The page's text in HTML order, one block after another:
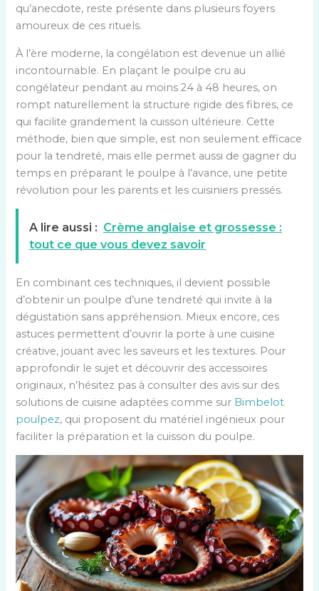
qu’anecdote, reste présente dans plusieurs foyers
amoureux de ces rituels.
À l’ère moderne, la congélation est devenue un allié
incontournable. En plaçant le poulpe cru au
congélateur pendant au moins 24 à 48 heures, on
rompt naturellement la structure rigide des fibres, ce
qui facilite grandement la cuisson ultérieure. Cette
méthode, bien que simple, est non seulement efficace
pour la tendreté, mais elle permet aussi de gagner du
temps en préparant le poulpe à l’avance, une petite
révolution pour les parents et les cuisiniers pressés.
A lire aussi : Crème anglaise et grossesse :
tout ce que vous devez savoir
En combinant ces techniques, il devient possible
d’obtenir un poulpe d’une tendreté qui invite à la
dégustation sans appréhension. Mieux encore, ces
astuces permettent d’ouvrir la porte à une cuisine
créative, jouant avec les saveurs et les textures. Pour
approfondir le sujet et découvrir des accessoires
originaux, n’hésitez pas à consulter des avis sur des
solutions de cuisine adaptées comme sur Bimbelot
poulpez, qui proposent du matériel ingénieux pour
faciliter la préparation et la cuisson du poulpe.